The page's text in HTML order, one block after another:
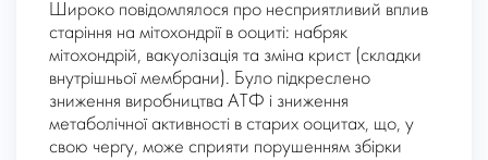
Широко повідомлялося про несприятливий вплив
старіння на мітохондрії в ооциті: набряк
мітохондрій, вакуолізація та зміна крист (складки
внутрішньої мембрани). Було підкреслено
зниження виробництва АТФ і зниження
метаболічної активності в старих ооцитах, що, у
свою чергу, може сприяти порушенням збірки